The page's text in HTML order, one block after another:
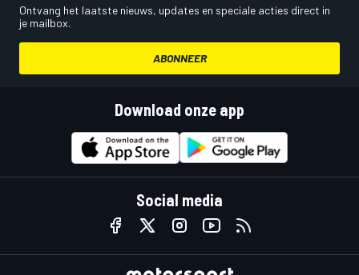
Ontvang het laatste nieuws, updates en speciale acties direct in
je mailbox.
ABONNEER
Download onze app
Social media